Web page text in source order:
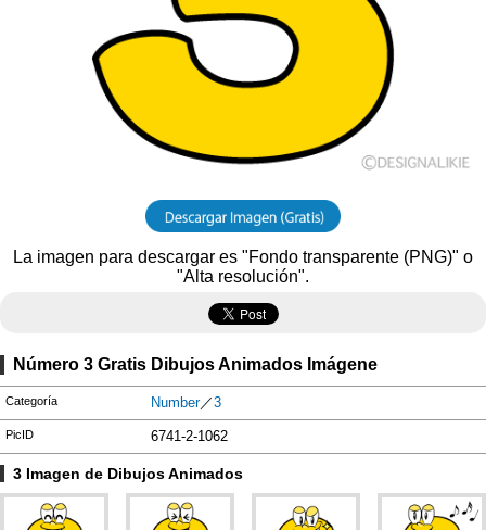
La imagen para descargar es "Fondo transparente (PNG)" o
"Alta resolución".
Número 3 Gratis Dibujos Animados Imágene
Categoría Number／3
PicID 6741-2-1062
3 Imagen de Dibujos Animados